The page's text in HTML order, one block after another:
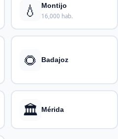
💧 Montijo
16,000 hab.
🌻 Badajoz
🏛️ Mérida